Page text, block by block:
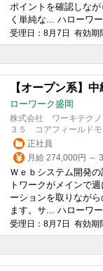
ポイントを確認しな
く単純な... ハローワ
受理日：8月7日 有効期
【オープン系】
ローワーク盛岡
株式会社 ワーキテク
３５ コアフィールドモ
正社員
月給 274,000円 ～
Ｗｅｂシステム開発
トワークがメインで
ーションを取りなが
ます。サ... ハローワ
受理日：8月7日 有効期